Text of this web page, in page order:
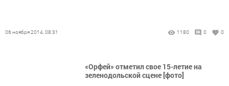
06 ноября 2014, 08:31 1180 0 0
«Орфей» отметил свое 15-летие на
зеленодольской сцене [фото]